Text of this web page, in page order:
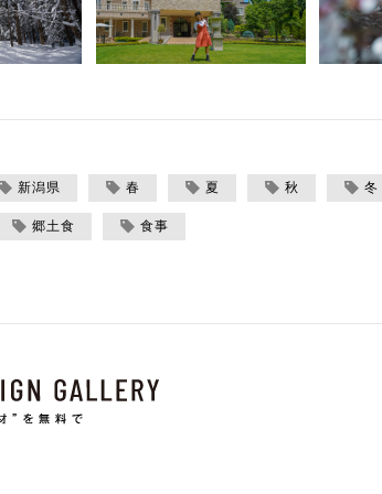
新潟県 春 夏 秋 冬
郷土食 食事